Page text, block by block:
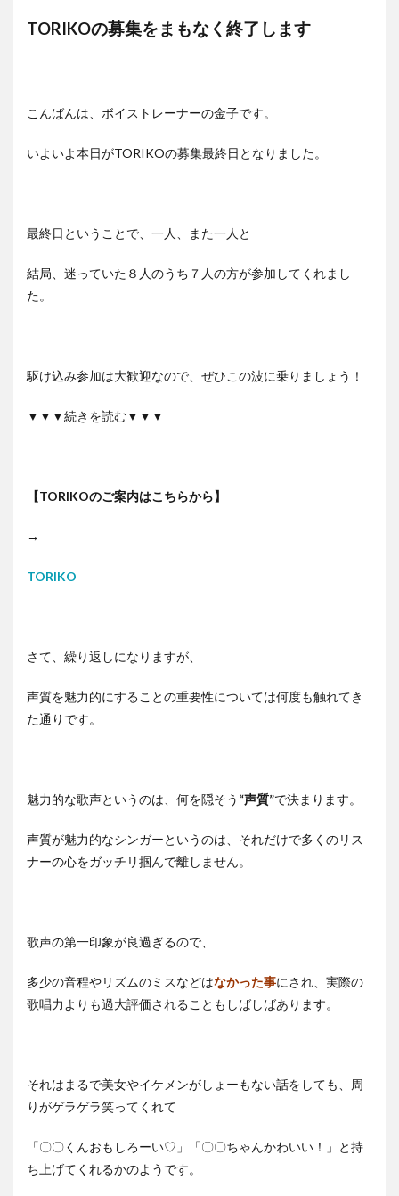
TORIKOの募集をまもなく終了します
こんばんは、ボイストレーナーの金子です。
いよいよ本日がTORIKOの募集最終日となりました。
最終日ということで、一人、また一人と
結局、迷っていた８人のうち７人の方が参加してくれまし
た。
駆け込み参加は大歓迎なので、ぜひこの波に乗りましょう！
▼▼▼続きを読む▼▼▼
【TORIKOのご案内はこちらから】
→
TORIKO
さて、繰り返しになりますが、
声質を魅力的にすることの重要性については何度も触れてき
た通りです。
魅力的な歌声というのは、何を隠そう “声質”で決まります。
声質が魅力的なシンガーというのは、それだけで多くのリス
ナーの心をガッチリ掴んで離しません。
歌声の第一印象が良過ぎるので、
多少の音程やリズムのミスなどはなかった事にされ、実際の
歌唱力よりも過大評価されることもしばしばあります。
それはまるで美女やイケメンがしょーもない話をしても、周
りがゲラゲラ笑ってくれて
「〇〇くんおもしろーい♡」「〇〇ちゃんかわいい！」と持
ち上げてくれるかのようです。